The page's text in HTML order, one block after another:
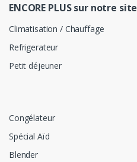
ENCORE PLUS sur notre site
Climatisation / Chauffage
Refrigerateur
Petit déjeuner
Congélateur
Spécial Aïd
Blender